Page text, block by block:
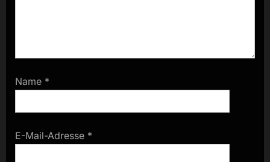
Name *
E-Mail-Adresse *